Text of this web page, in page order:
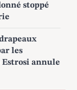
stoppé
les
annule